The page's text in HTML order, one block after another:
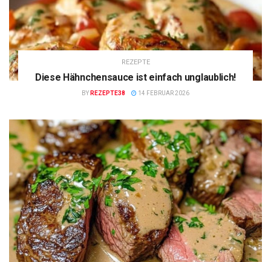
REZEPTE
Diese Hähnchensauce ist einfach unglaublich!
BY REZEPTE38 14 FEBRUAR 2026